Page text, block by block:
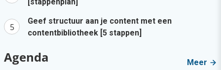
Geef structuur aan je content met een
contentbibliotheek [5 stappen]
Agenda Meer